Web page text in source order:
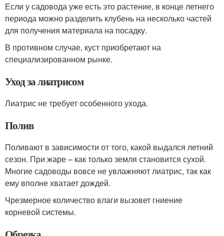
Если у садовода уже есть это растение, в конце летнего
периода можно разделить клубень на несколько частей
для получения материала на посадку.
В противном случае, куст приобретают на
специализированном рынке.
Уход за лиатрисом
Лиатрис не требует особенного ухода.
Полив
Поливают в зависимости от того, какой выдался летний
сезон. При жаре – как только земля становится сухой.
Многие садоводы вовсе не увлажняют лиатрис, так как
ему вполне хватает дождей.
Чрезмерное количество влаги вызовет гниение
корневой системы.